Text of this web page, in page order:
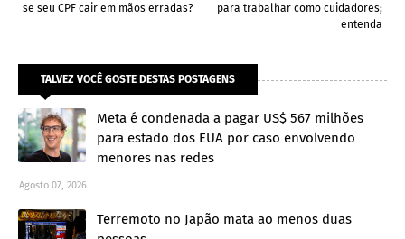
para trabalhar como cuidadores;
entenda
se seu CPF cair em mãos erradas?
TALVEZ VOCÊ GOSTE DESTAS POSTAGENS
Meta é condenada a pagar US$ 567 milhões
para estado dos EUA por caso envolvendo
menores nas redes
Agosto 07, 2026
Terremoto no Japão mata ao menos duas